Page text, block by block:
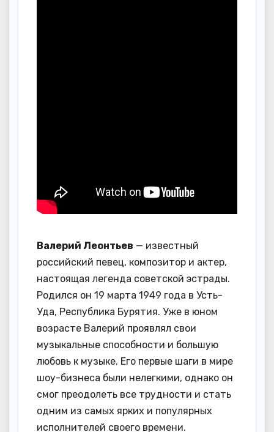
Валерий Леонтьев — известный
российский певец, композитор и актер,
настоящая легенда советской эстрады.
Родился он 19 марта 1949 года в Усть-
Уда, Республика Бурятия. Уже в юном
возрасте Валерий проявлял свои
музыкальные способности и большую
любовь к музыке. Его первые шаги в мире
шоу-бизнеса были нелегкими, однако он
смог преодолеть все трудности и стать
одним из самых ярких и популярных
исполнителей своего времени.